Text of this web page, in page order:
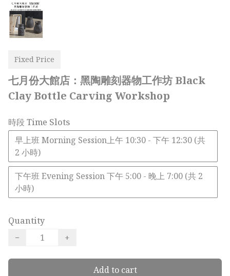
Fixed Price
七月份大館店：黑陶雕刻器物工作坊 Black
Clay Bottle Carving Workshop
時段 Time Slots
早上班 Morning Session上午 10:30 - 下午 12:30 (共
2 小時)
下午班 Evening Session 下午 5:00 - 晚上 7:00 (共 2
小時)
Quantity
−
+
Add to cart